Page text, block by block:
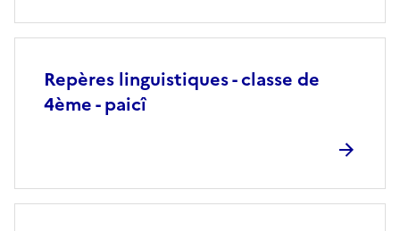
Repères linguistiques - classe de
4ème - paicî